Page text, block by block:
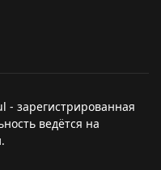
- зарегистрированная
ведётся на